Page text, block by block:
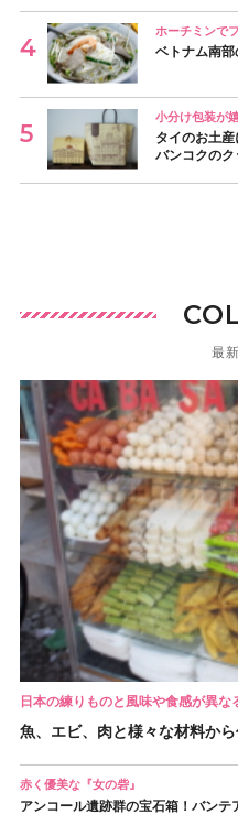
ホーチミンで
ベトナム南部
小分け包装が
タイのお土
バンコクのク
最
日本の練りものと風味や食感が異な
魚、エビ、肉と様々な材料か
赤く優美な『女の砦』
アンコール遺跡群の宝石箱！バンテ